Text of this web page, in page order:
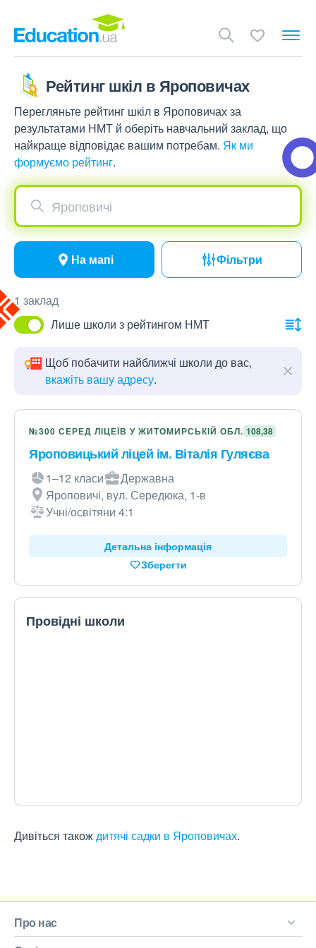
Рейтинг шкіл в Яроповичах
Перегляньте рейтинг шкіл в Яроповичах за
результатами НМТ й оберіть навчальний заклад, що
найкраще відповідає вашим потребам. Як ми
формуємо рейтинг.
Яроповичі
На мапі Фільтри
1 заклад
Лише школи з рейтингом НМТ
Щоб побачити найближчі школи до вас,
вкажіть вашу адресу.
№300 СЕРЕД ЛІЦЕЇВ У ЖИТОМИРСЬКІЙ ОБЛ. 108,38
Яроповицький ліцей ім. Віталія Гуляєва
1–12 класи
Державна
Яроповичі, вул. Середюка, 1-в
Учні/освітяни 4:1
Детальна інформація
Зберегти
Провідні школи
Дивіться такождитячі садки в Яроповичах.
Про нас